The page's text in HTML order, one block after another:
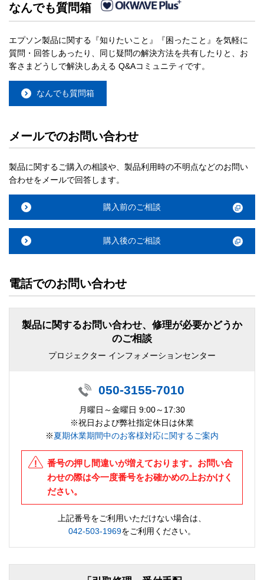
なんでも質問箱
エプソン製品に関する『知りたいこと』『困ったこと』を気軽に
質問・回答しあったり、同じ疑問の解決方法を共有したりと、お
客さまどうしで解決しあえる Q&Aコミュニティです。
なんでも質問箱
メールでのお問い合わせ
製品に関するご購入の相談や、製品利用時の不明点などのお問い
合わせをメールで回答します。
購入前のご相談
購入後のご相談
電話でのお問い合わせ
製品に関するお問い合わせ、修理が必要かどうか
のご相談
プロジェクター インフォメーションセンター
050-3155-7010
月曜日～金曜日 9:00～17:30
※祝日および弊社指定休日は休業
※夏期休業期間中のお客様対応に関するご案内
番号の押し間違いが増えております。お問い合
わせの際は今一度番号をお確かめの上おかけく
ださい。
上記番号をご利用いただけない場合は、
042-503-1969をご利用ください。